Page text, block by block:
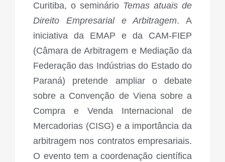
Curitiba, o seminário Temas atuais de
Direito Empresarial e Arbitragem. A
iniciativa da EMAP e da CAM-FIEP
(Câmara de Arbitragem e Mediação da
Federação das Indústrias do Estado do
Paraná) pretende ampliar o debate
sobre a Convenção de Viena sobre a
Compra e Venda Internacional de
Mercadorias (CISG) e a importância da
arbitragem nos contratos empresariais.
O evento tem a coordenação científica